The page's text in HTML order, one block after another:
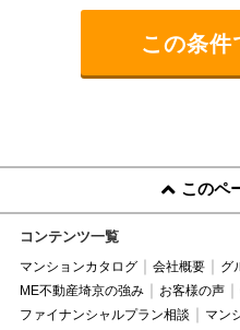
このペ
コンテンツ一覧
マンションカタログ 会社概要 グ
ME不動産埼京の強み
お客様の声
ファイナンシャルプラン相談
マン